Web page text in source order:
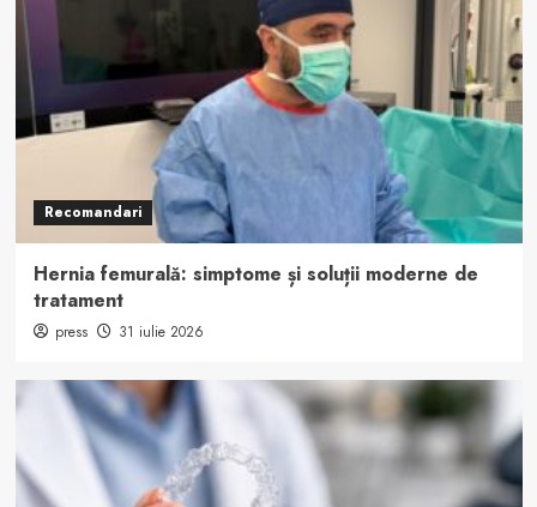
Recomandari
Hernia femurală: simptome și soluții moderne de
tratament
press 31 iulie 2026